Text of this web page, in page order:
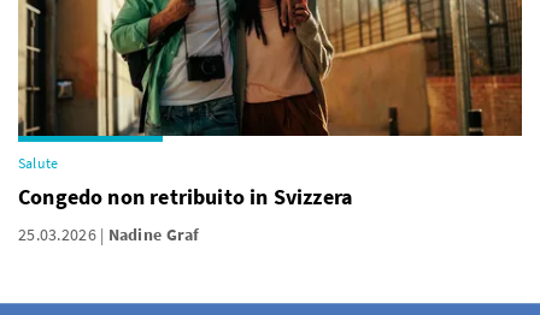
Salute
Congedo non retribuito in Svizzera
25.03.2026 Nadine Graf